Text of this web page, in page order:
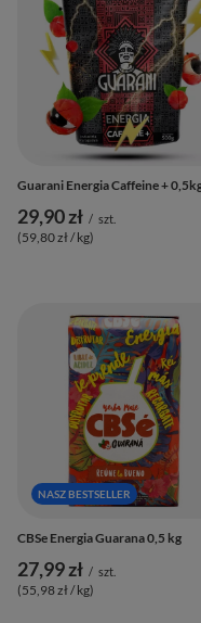
Guarani Energia Caffeine +
29,90 zł / szt.
(59,80 zł / kg)
NASZ BESTSELLER
CBSe Energia Guarana 0,5 kg
27,99 zł / szt.
(55,98 zł / kg)